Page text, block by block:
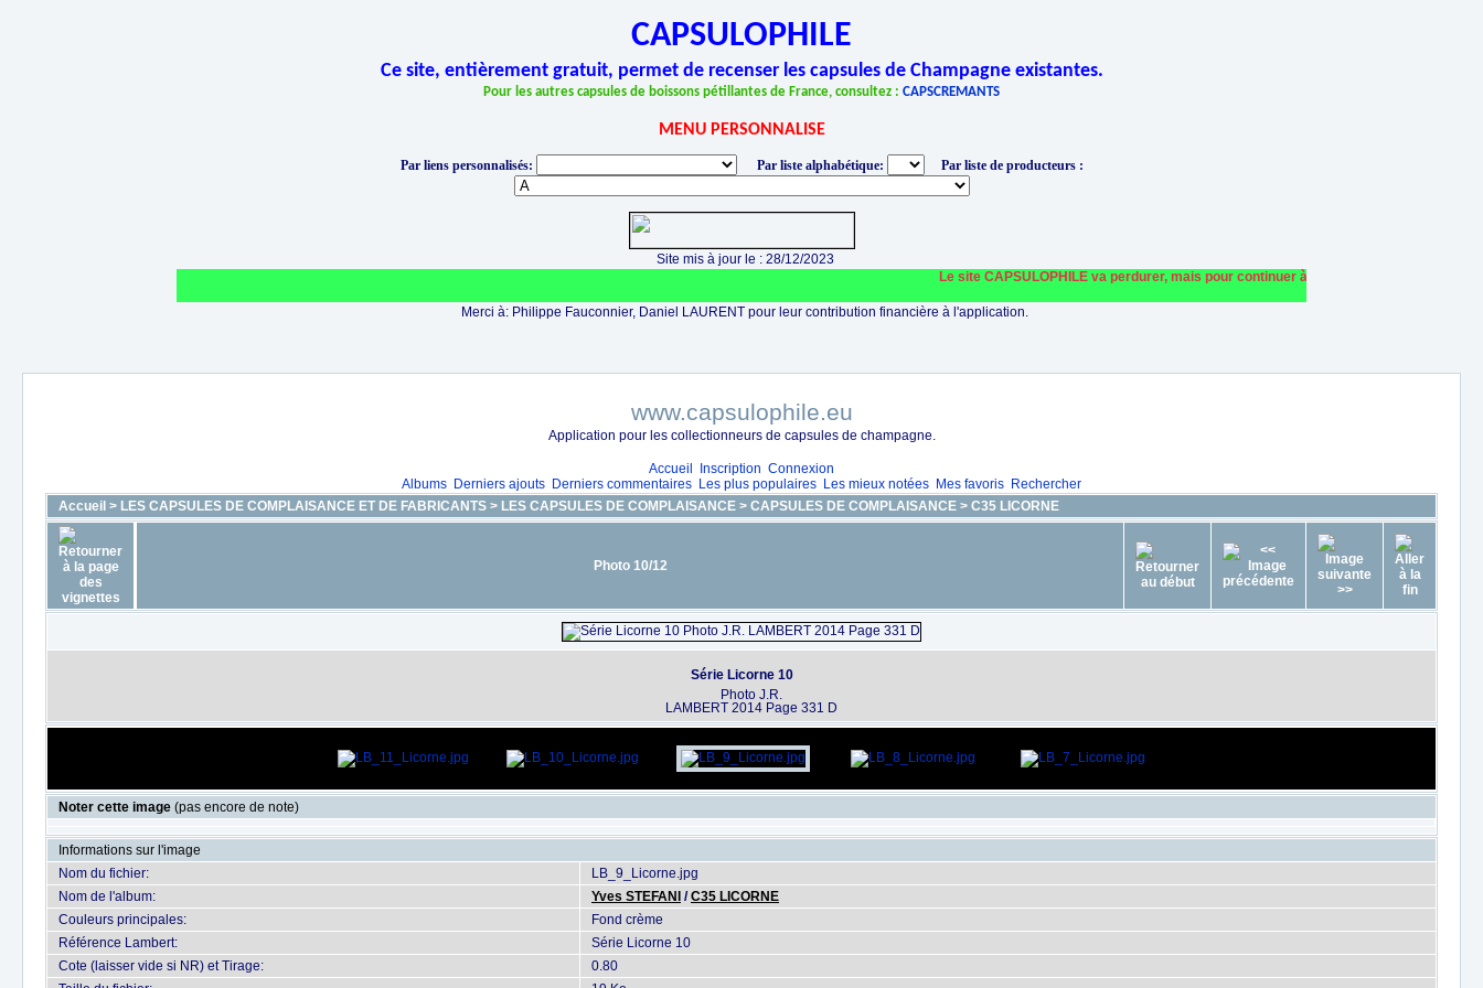
CAPSULOPHILE
Ce site, entièrement gratuit, permet de recenser les capsules de Champagne existantes.
Pour les autres capsules de boissons pétillantes de France, consultez : CAPSCREMANTS
MENU PERSONNALISE
Par liens personnalisés: Par liste alphabétique: Par liste de producteurs :
Site mis à jour le : 28/12/2023
Le site CAPSULOPHILE va perdurer, mais pour continuer à le faire fonctionner et le
Merci à: Philippe Fauconnier, Daniel LAURENT pour leur contribution financière à l'application.
www.capsulophile.eu
Application pour les collectionneurs de capsules de champagne.
Accueil Inscription Connexion
Albums Derniers ajouts Derniers commentaires Les plus populaires Les mieux notées Mes favoris Rechercher
Accueil > LES CAPSULES DE COMPLAISANCE ET DE FABRICANTS > LES CAPSULES DE COMPLAISANCE > CAPSULES DE COMPLAISANCE > C35 LICORNE
Photo 10/12
Série Licorne 10
Photo J.R.
LAMBERT 2014 Page 331 D
Noter cette image (pas encore de note)
Informations sur l'image
Nom du fichier:
LB_9_Licorne.jpg
Nom de l'album:
Yves STEFANI /C35 LICORNE
Couleurs principales:
Fond crème
Référence Lambert:
Série Licorne 10
Cote (laisser vide si NR) et Tirage:
0.80